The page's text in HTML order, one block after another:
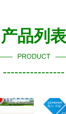
产品列表
PRODUCT
----------------